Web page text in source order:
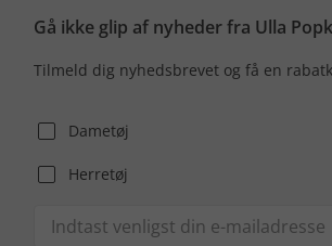
Gå ikke glip af nyheder fra Ulla
Tilmeld dig nyhedsbrevet og få en
Dametøj
Herretøj